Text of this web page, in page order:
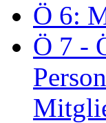
Ö 6:
Ö 7 -